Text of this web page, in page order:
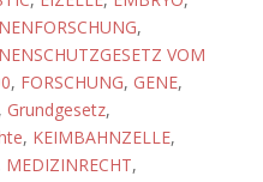
,
VOM
, FORSCHUNG, GENE,
, Grundgesetz,
, KEIMBAHNZELLE,
MEDIZINRECHT,